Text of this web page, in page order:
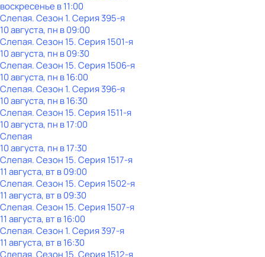
воскресенье в11:00
Слепая. Сезон 1. Серия 395-я
10 августа, пн в 09:00
Слепая. Сезон 15. Серия 1501-я
10 августа, пн в 09:30
Слепая. Сезон 15. Серия 1506-я
10 августа, пн в 16:00
Слепая. Сезон 1. Серия 396-я
10 августа, пн в 16:30
Слепая. Сезон 15. Серия 1511-я
10 августа, пн в 17:00
Слепая
10 августа, пн в 17:30
Слепая. Сезон 15. Серия 1517-я
11 августа, вт в 09:00
Слепая. Сезон 15. Серия 1502-я
11 августа, вт в 09:30
Слепая. Сезон 15. Серия 1507-я
11 августа, вт в 16:00
Слепая. Сезон 1. Серия 397-я
11 августа, вт в 16:30
Слепая. Сезон 15. Серия 1512-я